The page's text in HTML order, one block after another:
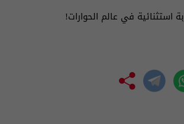
استثنائية في عالم الحوارات!